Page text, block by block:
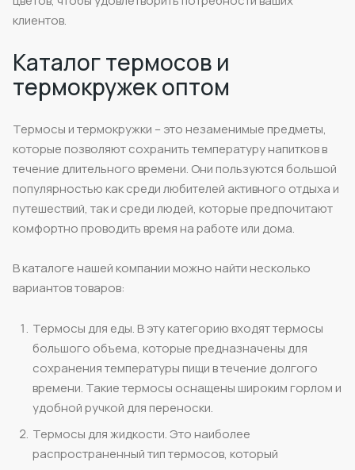
клиентов.
Каталог термосов и
термокружек оптом
Термосы и термокружки – это незаменимые предметы,
которые позволяют сохранить температуру напитков в
течение длительного времени. Они пользуются большой
популярностью как среди любителей активного отдыха и
путешествий, так и среди людей, которые предпочитают
комфортно проводить время на работе или дома.
В каталоге нашей компании можно найти несколько
вариантов товаров:
Термосы для еды. В эту категорию входят термосы
большого объема, которые предназначены для
сохранения температуры пищи в течение долгого
времени. Такие термосы оснащены широким горлом и
удобной ручкой для переноски.
Термосы для жидкости. Это наиболее
распространенный тип термосов, который